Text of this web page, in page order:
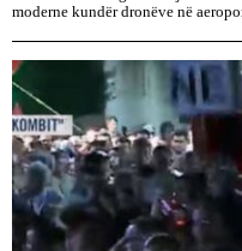
moderne kundër dronëve në